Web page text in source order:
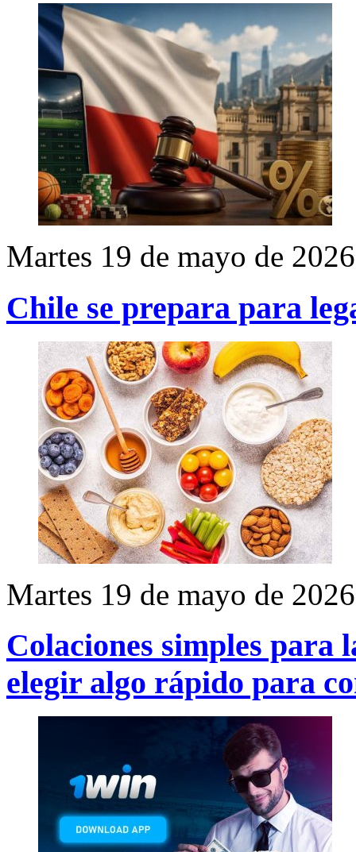
Martes 19 de mayo de 2026
Chile se prepara para
Martes 19 de mayo de 2026
Colaciones simples para
elegir algo rápido para